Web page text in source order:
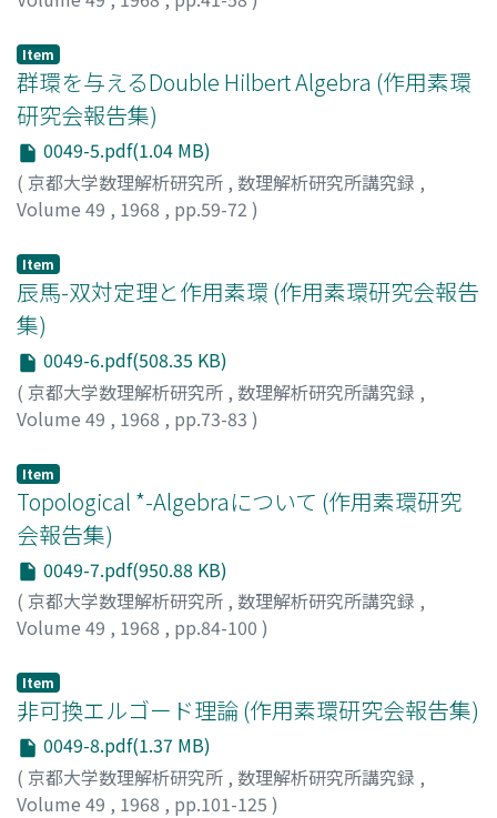
Item
群環を与えるDouble Hilbert Algebra (作用素環
研究会報告集)
0049-5.pdf(1.04 MB)
( 京都大学数理解析研究所 , 数理解析研究所講究録 ,
Volume 49 , 1968 , pp.59-72 )
Item
辰馬-双対定理と作用素環 (作用素環研究会報告
集)
0049-6.pdf(508.35 KB)
( 京都大学数理解析研究所 , 数理解析研究所講究録 ,
Volume 49 , 1968 , pp.73-83 )
Item
Topological *-Algebraについて (作用素環研究
会報告集)
0049-7.pdf(950.88 KB)
( 京都大学数理解析研究所 , 数理解析研究所講究録 ,
Volume 49 , 1968 , pp.84-100 )
Item
非可換エルゴード理論 (作用素環研究会報告集)
0049-8.pdf(1.37 MB)
( 京都大学数理解析研究所 , 数理解析研究所講究録 ,
Volume 49 , 1968 , pp.101-125 )